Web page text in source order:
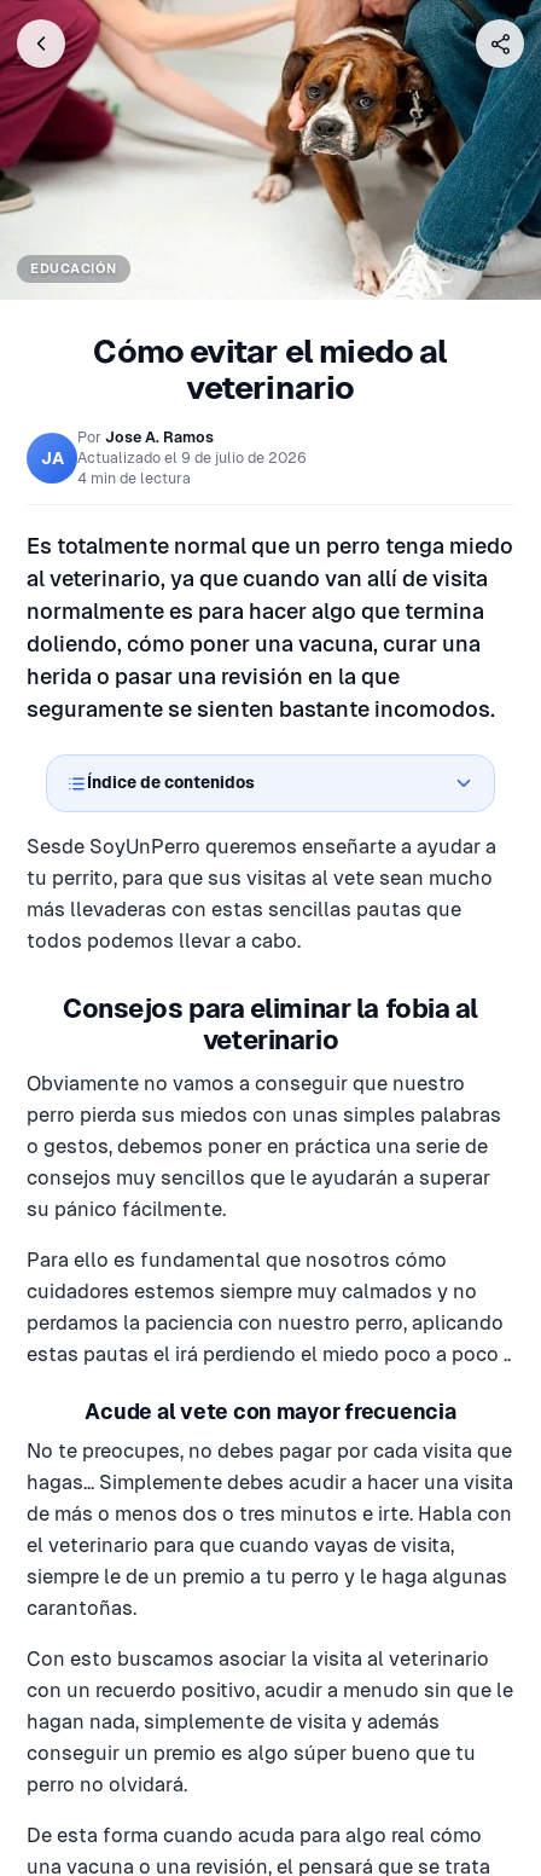
EDUCACIÓN
Cómo evitar el miedo al
veterinario
JA
Por Jose A. Ramos
Actualizado el 9 de julio de 2026
4 min de lectura
Es totalmente normal que un perro tenga miedo
al veterinario, ya que cuando van allí de visita
normalmente es para hacer algo que termina
doliendo, cómo poner una vacuna, curar una
herida o pasar una revisión en la que
seguramente se sienten bastante incomodos.
Índice de contenidos
Sesde SoyUnPerro queremos enseñarte a ayudar a
tu perrito, para que sus visitas al vete sean mucho
más llevaderas con estas sencillas pautas que
todos podemos llevar a cabo.
Consejos para eliminar la fobia al
veterinario
Obviamente no vamos a conseguir que nuestro
perro pierda sus miedos con unas simples palabras
o gestos, debemos poner en práctica una serie de
consejos muy sencillos que le ayudarán a superar
su pánico fácilmente.
Para ello es fundamental que nosotros cómo
cuidadores estemos siempre muy calmados y no
perdamos la paciencia con nuestro perro, aplicando
estas pautas el irá perdiendo el miedo poco a poco ..
Acude al vete con mayor frecuencia
No te preocupes, no debes pagar por cada visita que
hagas... Simplemente debes acudir a hacer una visita
de más o menos dos o tres minutos e irte. Habla con
el veterinario para que cuando vayas de visita,
siempre le de un premio a tu perro y le haga algunas
carantoñas.
Con esto buscamos asociar la visita al veterinario
con un recuerdo positivo, acudir a menudo sin que le
hagan nada, simplemente de visita y además
conseguir un premio es algo súper bueno que tu
perro no olvidará.
De esta forma cuando acuda para algo real cómo
una vacuna o una revisión, el pensará que se trata